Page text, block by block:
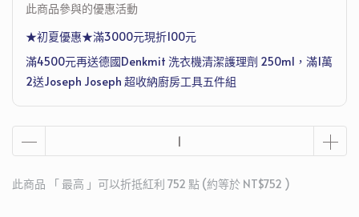
此商品參與的優惠活動
★初夏優惠★滿3000元現折100元
滿4500元再送德國Denkmit 洗衣機清潔護理劑 250ml，滿1萬
2送Joseph Joseph 超收納廚房工具五件組
此商品 「 最高 」可以折抵紅利 752 點 (約等於 NT$752 )